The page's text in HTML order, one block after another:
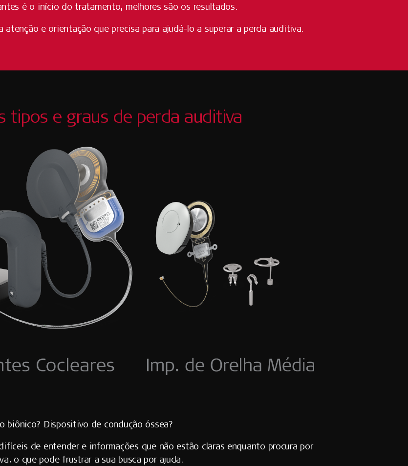
é o início do tratamento, melhores são os resultados.
e orientação que precisa para ajudá-lo a superar a perda auditiva.
tipos e graus de perda auditiva
biônico? Dispositivo de condução óssea?
de entender e informações que não estão claras enquanto procura por
o que pode frustrar a sua busca por ajuda.